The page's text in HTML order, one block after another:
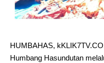
HUMBAHAS,
Humbang Hasundutan